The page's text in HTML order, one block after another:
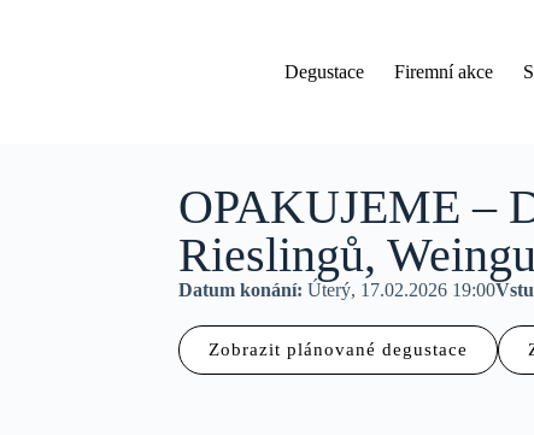
Degustace Firemní akce
OPAKUJEME –
Rieslingů,
Datum konání: Úterý, 17.02.2026 19:00
Zobrazit plánované degustace